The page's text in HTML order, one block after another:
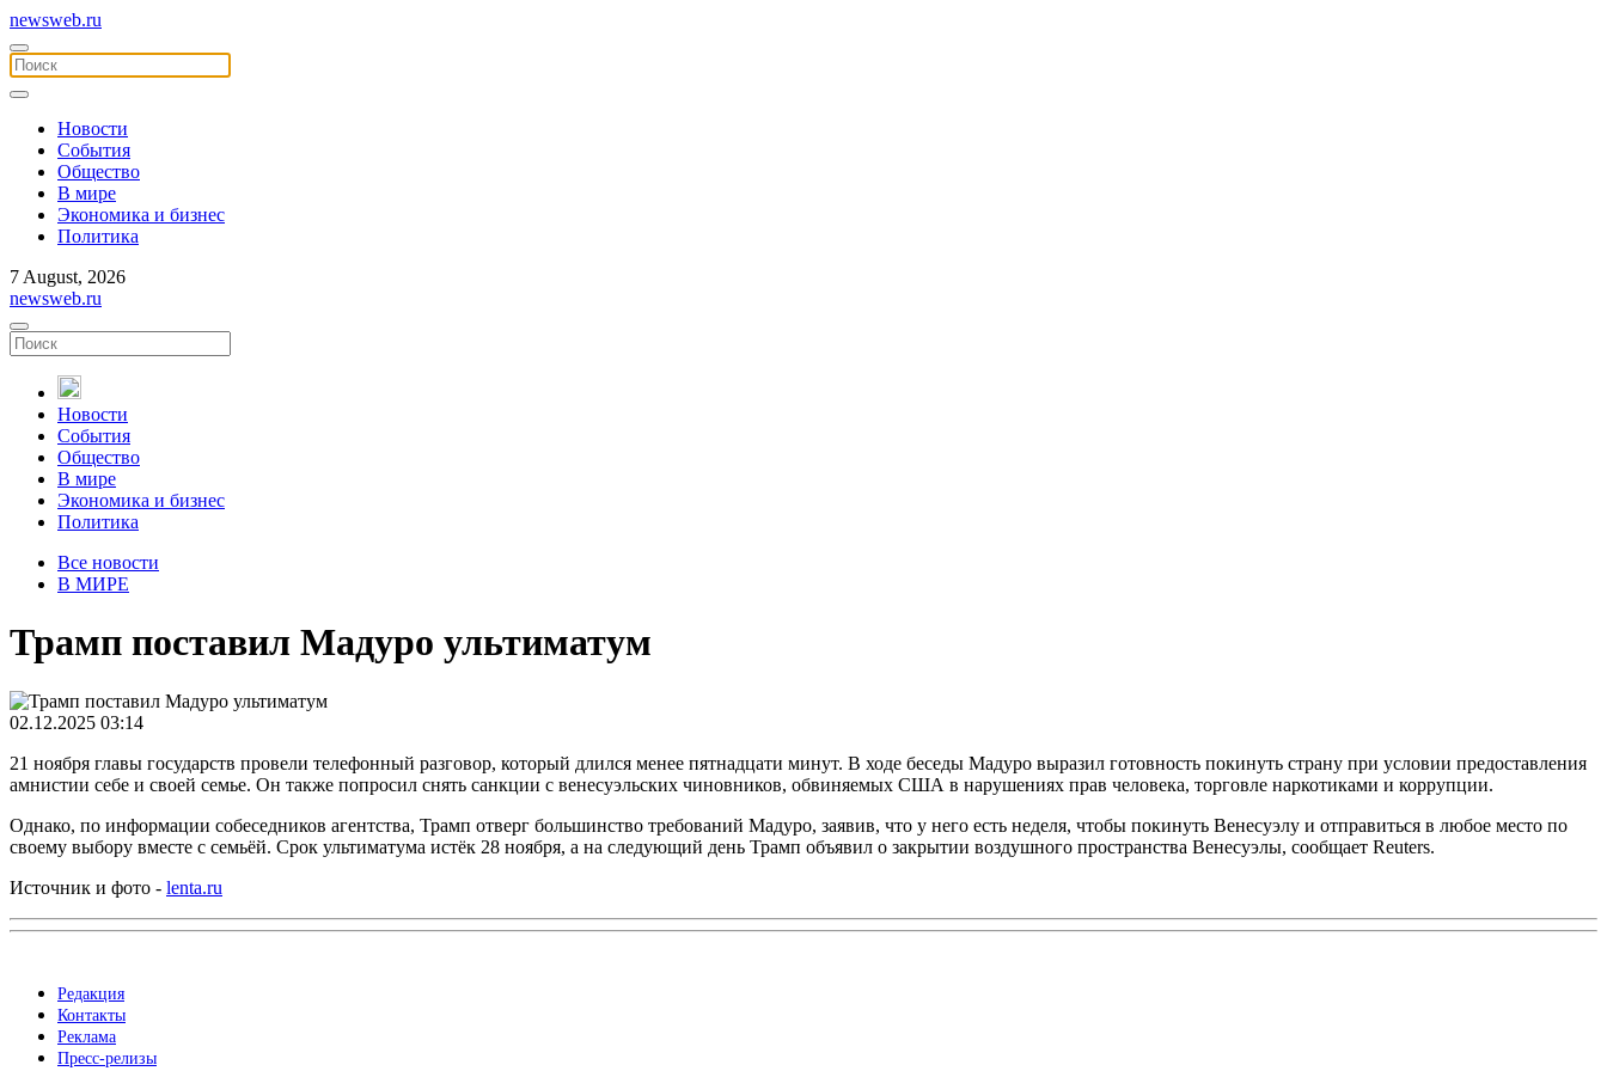
newsweb.ru
Новости
События
Общество
В мире
Экономика и бизнес
Политика
7 August, 2026
newsweb.ru
Новости
События
Общество
В мире
Экономика и бизнес
Политика
Все новости
В МИРЕ
Трамп поставил Мадуро ультиматум
02.12.2025 03:14
21 ноября главы государств провели телефонный разговор, который длился менее пятнадцати минут. В ходе беседы Мадуро выразил готовность покинуть страну при условии предоставления
амнистии себе и своей семье. Он также попросил снять санкции с венесуэльских чиновников, обвиняемых США в нарушениях прав человека, торговле наркотиками и коррупции.
Однако, по информации собеседников агентства, Трамп отверг большинство требований Мадуро, заявив, что у него есть неделя, чтобы покинуть Венесуэлу и отправиться в любое место по
своему выбору вместе с семьёй. Срок ультиматума истёк 28 ноября, а на следующий день Трамп объявил о закрытии воздушного пространства Венесуэлы, сообщает Reuters.
Источник и фото - lenta.ru
Редакция
Контакты
Реклама
Пресс-релизы